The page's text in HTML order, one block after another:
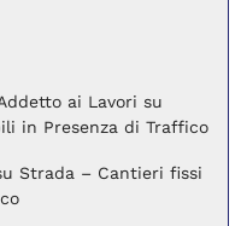
ai Lavori su
in Presenza di Traffico
Strada – Cantieri fissi